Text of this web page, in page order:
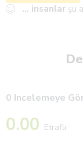
... insanlar şu
0 Incelemeye
0.00 Etraflı